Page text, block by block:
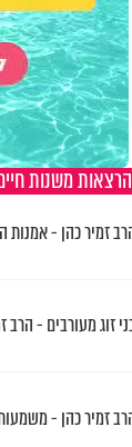
הרצאות משנות
זמיר כהן - אמנות
זוג מעורבים - הרב
זמיר כהן -